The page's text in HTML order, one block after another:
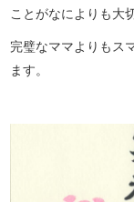
ことがなによりも大
完璧なママよりもス
ます。